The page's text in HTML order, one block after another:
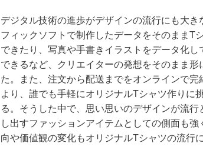
デジタル技術の進歩がデザインの流行にも大
フィックソフトで制作したデータをそのままT
できたり、写真や手書きイラストをデータ化
できるなど、クリエイターの発想をそのまま形
た。また、注文から配送までをオンラインで
より、誰でも手軽にオリジナルTシャツ作りに
る。そうした中で、思い思いのデザインが流
し出すファッションアイテムとしての側面も
向や価値観の変化もオリジナルTシャツの流行